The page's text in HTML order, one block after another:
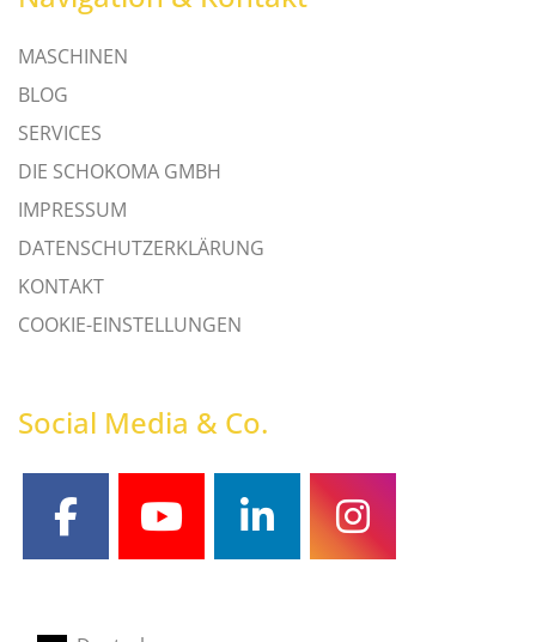
MASCHINEN
BLOG
SERVICES
DIE SCHOKOMA GMBH
IMPRESSUM
DATENSCHUTZERKLÄRUNG
KONTAKT
COOKIE-EINSTELLUNGEN
Social Media & Co.
facebookyoutubelinkedininstagram